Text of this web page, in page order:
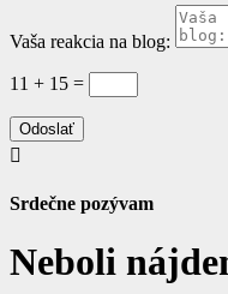
Vaša reakcia na blog:
11 + 15 =
Odoslať

Srdečne pozývam
Neboli